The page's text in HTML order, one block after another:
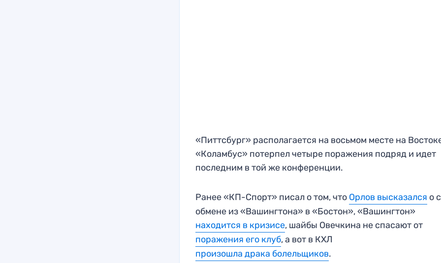
«Питтсбург» располагается на восьмом месте на
«Коламбус» потерпел четыре поражения подряд и идет
последним в той же конференции.
Ранее «КП-Спорт» писал о том, что Орлов высказался о
обмене из «Вашингтона» в «Бостон», «Вашингтон»
находится в кризисе, шайбы Овечкина не спасают от
поражения его клуб, а вот в КХЛ
произошла драка болельщиков.